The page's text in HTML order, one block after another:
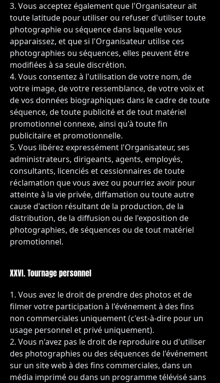
Vous acceptez également que l'Organisateur ait
toute latitude pour utiliser ou refuser d'utiliser toute
photographie ou séquence dans laquelle vous
apparaissez, et que si l'Organisateur utilise ces
photographies ou séquences, elles peuvent être
modifiées à sa seule discrétion.
Vous consentez à l'utilisation de votre nom, de
votre image, de votre ressemblance, de votre voix et
de vos données biographiques dans le cadre de toute
séquence, de toute publicité et de tout matériel
promotionnel connexe, ainsi qu'à toute fin
publicitaire et promotionnelle.
Vous libérez expressément l'Organisateur, ses
administrateurs, dirigeants, agents, employés,
consultants, licenciés et cessionnaires de toute
réclamation que vous avez ou pourriez avoir pour
atteinte à la vie privée, diffamation ou toute autre
cause d'action résultant de la production, de la
distribution, de la diffusion ou de l'exposition de
photographies, de séquences ou de tout matériel
promotionnel.
XXVI. Tournage personnel
Vous avez le droit de prendre des photos et de
filmer votre participation à l'événement à des fins
non commerciales uniquement (c'est-à-dire pour un
usage personnel et privé uniquement).
Vous n'avez pas le droit de reproduire ou d'utiliser
des photographies ou des séquences de l'événement
sur un site web à des fins commerciales, dans un
média imprimé ou dans un programme télévisé sans